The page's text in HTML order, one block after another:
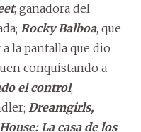
, ganadora del
Rocky Balboa, que
la pantalla que dio
conquistando a
el control,
Dreamgirls,
La casa de los